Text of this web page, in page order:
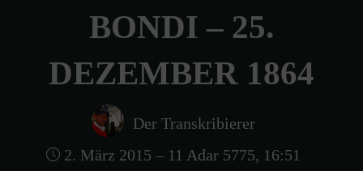
BONDI – 25.
DEZEMBER 1864
Der Transkribierer
2. März 2015 – 11 Adar 5775, 16:51